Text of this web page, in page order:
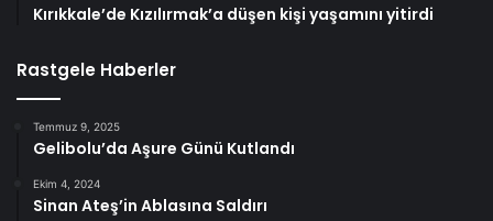
Kırıkkale’de Kızılırmak’a düşen kişi yaşamını yitirdi
Rastgele Haberler
Temmuz 9, 2025
Gelibolu’da Aşure Günü Kutlandı
Ekim 4, 2024
Sinan Ateş’in Ablasına Saldırı